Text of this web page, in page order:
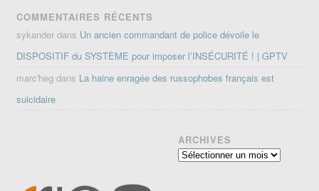
COMMENTAIRES RÉCENTS
sykander dans Un ancien commandant de police dévoile le
DISPOSITIF du SYSTÈME pour imposer l’INSÉCURITÉ ! | GPTV
marc'heg dans La haine enragée des russophobes français est
suicidaire
ARCHIVES
Archives